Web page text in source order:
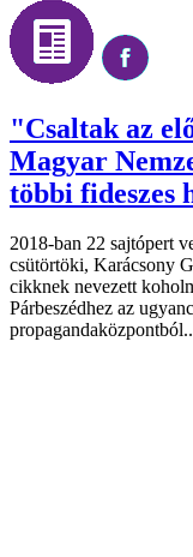
"Csaltak az
Magyar
többi fideszes
2018-ban 22 sajtópert
csütörtöki, Karácsony
cikknek nevezett
Párbeszédhez az